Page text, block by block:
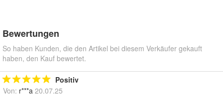
Bewertungen
So haben Kunden, die den Artikel bei diesem Verkäufer gekauft
haben, den Kauf bewertet.
Positiv
Von: r***a 20.07.25